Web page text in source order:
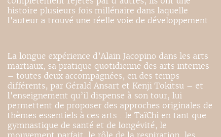
histoire plusieurs fois millénaire dans laquelle
l’auteur a trouvé une réelle voie de développement.
La longue expérience d’Alain Jacopino dans les arts
martiaux, sa pratique quotidienne des arts internes
– toutes deux accompagnées, en des temps
différents, par Gérald Ansart et Kenji Tokitsu – et
l’enseignement qu’il dispense à son tour, lui
permettent de proposer des approches originales de
thèmes essentiels à ces arts : le TaïChi en tant que
gymnastique de santé et de longévité, le